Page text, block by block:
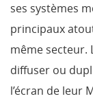
ses systèmes
principaux
même secteur.
diffuser ou
l’écran de leur